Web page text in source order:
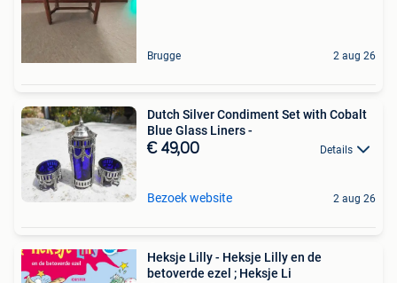
Brugge 2 aug 26
Dutch Silver Condiment Set with Cobalt
Blue Glass Liners -
€ 49,00 Details
Bezoek website 2 aug 26
Heksje Lilly - Heksje Lilly en de
betoverde ezel ; Heksje Li